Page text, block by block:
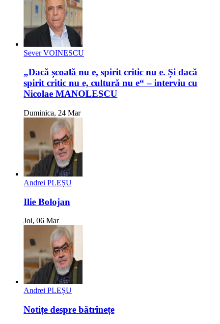
Sever VOINESCU
„Dacă școală nu e, spirit critic nu e. Și dacă
spirit critic nu e, cultură nu e“ – interviu cu
Nicolae MANOLESCU
Duminica, 24 Mar
Andrei PLEȘU
Ilie Bolojan
Joi, 06 Mar
Andrei PLEȘU
Notițe despre bătrînețe